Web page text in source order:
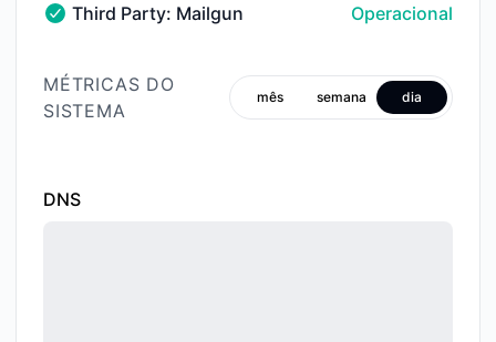
Third Party: Mailgun → Email Services → Outbound
Third Party: Mailgun → Email Services →
Operacional
MÉTRICAS DO
SISTEMA
mês semana dia
DNS